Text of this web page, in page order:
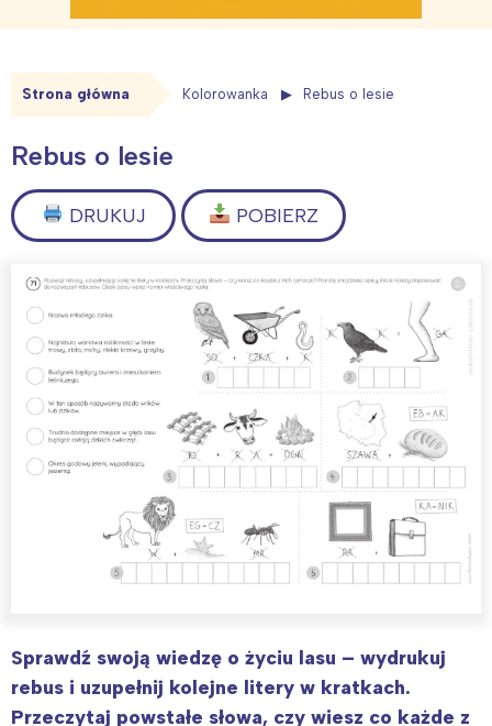
Strona główna Kolorowanka Rebus o lesie
Rebus o lesie
DRUKUJ POBIERZ
Sprawdź swoją wiedzę o życiu lasu – wydrukuj
rebus i uzupełnij kolejne litery w kratkach.
Przeczytaj powstałe słowa, czy wiesz co każde z